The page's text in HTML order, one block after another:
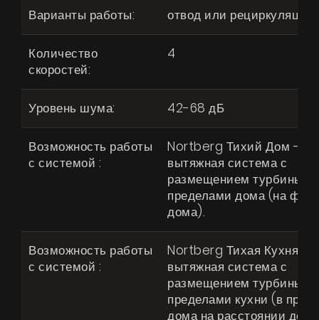
Варианты работы: отвод или рециркуляция
Количество
скоростей:
4
Уровень шума: 42-68 дБ
Возможность работы
с системой :
Nortberg Тихий Дом -
вытяжная система с
размещением турбины за
пределами дома (на
дома).
Возможность работы
с системой :
Nortberg Тихая Кухня -
вытяжная система с
размещением турбины за
пределами кухни (в
дома на расстоянии до 4